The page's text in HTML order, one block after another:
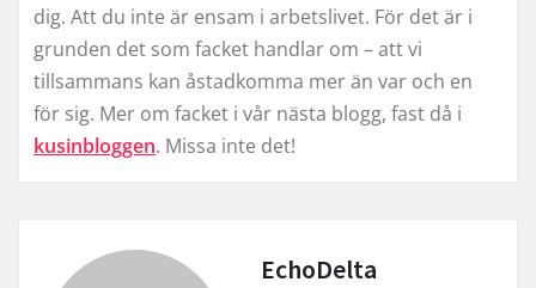
dig. Att du inte är ensam i arbetslivet. För det är i
grunden det som facket handlar om – att vi
tillsammans kan åstadkomma mer än var och en
för sig. Mer om facket i vår nästa blogg, fast då i
kusinbloggen. Missa inte det!
EchoDelta